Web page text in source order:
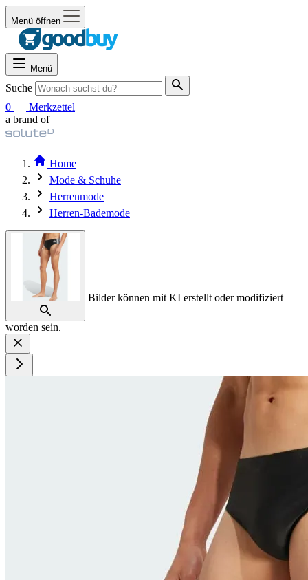
Menü öffnen
Menü
Suche
0
Merkzettel
a brand of
Home
Mode & Schuhe
Herrenmode
Herren-Bademode
Bilder können mit KI erstellt oder modifiziert
worden sein.